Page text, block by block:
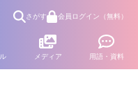
さがす 会員ログイン（無料）
メディア 用語・資料